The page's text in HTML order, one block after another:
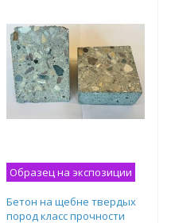
Образец на экспозиции
Бетон на щебне твердых
пород класс прочности